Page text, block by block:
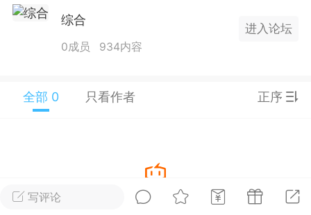
2024年 狼行天下A03.01软件大更
EA 增加货币版EA
写评论
综合
0成员 934内容
进入论坛
全部 0 只看作者 正序
暂没有数据